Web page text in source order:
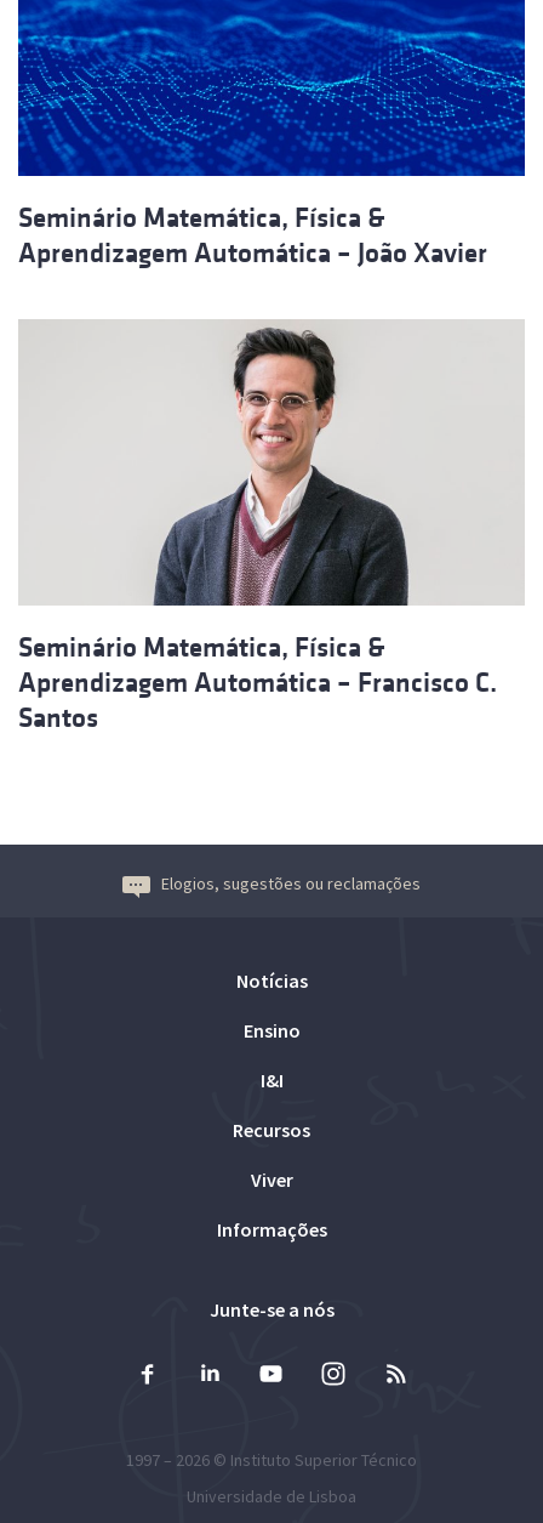
Seminário Matemática, Física &
Aprendizagem Automática – João Xavier
Seminário Matemática, Física &
Aprendizagem Automática – Francisco C.
Santos
Elogios, sugestões ou reclamações
Notícias
Ensino
I&I
Recursos
Viver
Informações
Junte-se a nós
1997 – 2026 © Instituto Superior Técnico
Universidade de Lisboa